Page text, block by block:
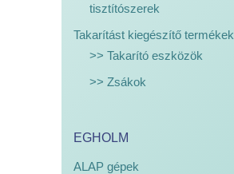
tisztítószerek
Takarítást kiegészítő termékek
>> Takarító eszközök
>> Zsákok
EGHOLM
ALAP gépek